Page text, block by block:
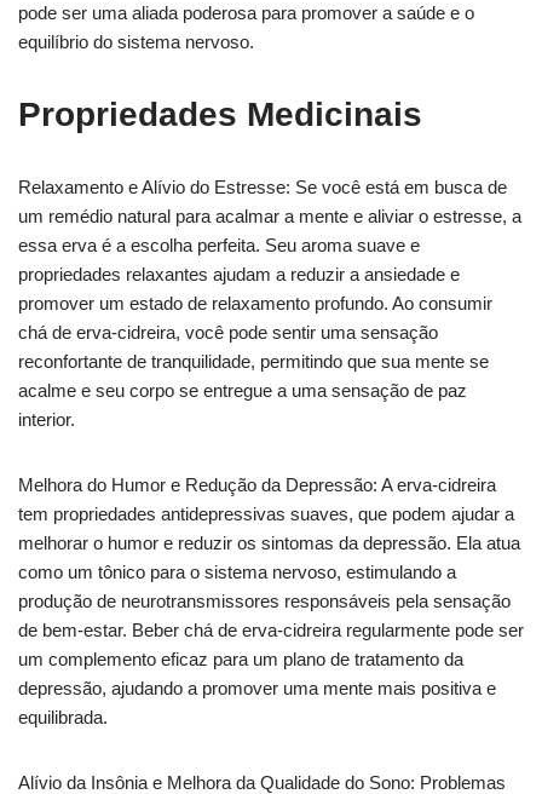
pode ser uma aliada poderosa para promover a saúde e o
equilíbrio do sistema nervoso.
Propriedades Medicinais
Relaxamento e Alívio do Estresse: Se você está em busca de
um remédio natural para acalmar a mente e aliviar o estresse, a
essa erva é a escolha perfeita. Seu aroma suave e
propriedades relaxantes ajudam a reduzir a ansiedade e
promover um estado de relaxamento profundo. Ao consumir
chá de erva-cidreira, você pode sentir uma sensação
reconfortante de tranquilidade, permitindo que sua mente se
acalme e seu corpo se entregue a uma sensação de paz
interior.
Melhora do Humor e Redução da Depressão: A erva-cidreira
tem propriedades antidepressivas suaves, que podem ajudar a
melhorar o humor e reduzir os sintomas da depressão. Ela atua
como um tônico para o sistema nervoso, estimulando a
produção de neurotransmissores responsáveis ​​pela sensação
de bem-estar. Beber chá de erva-cidreira regularmente pode ser
um complemento eficaz para um plano de tratamento da
depressão, ajudando a promover uma mente mais positiva e
equilibrada.
Alívio da Insônia e Melhora da Qualidade do Sono: Problemas